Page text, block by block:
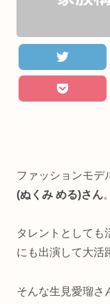
ファッションモデ
(ぬくみ める)さん。
タレントとしても
にも出演して大活
そんな生見愛瑠さ